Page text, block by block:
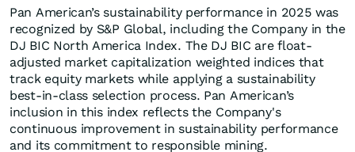
Pan American’s sustainability performance in 2025 was
recognized by S&P Global, including the Company in the
DJ BIC North America Index. The DJ BIC are float-
adjusted market capitalization weighted indices that
track equity markets while applying a sustainability
best-in-class selection process. Pan American’s
inclusion in this index reflects the Company's
continuous improvement in sustainability performance
and its commitment to responsible mining.